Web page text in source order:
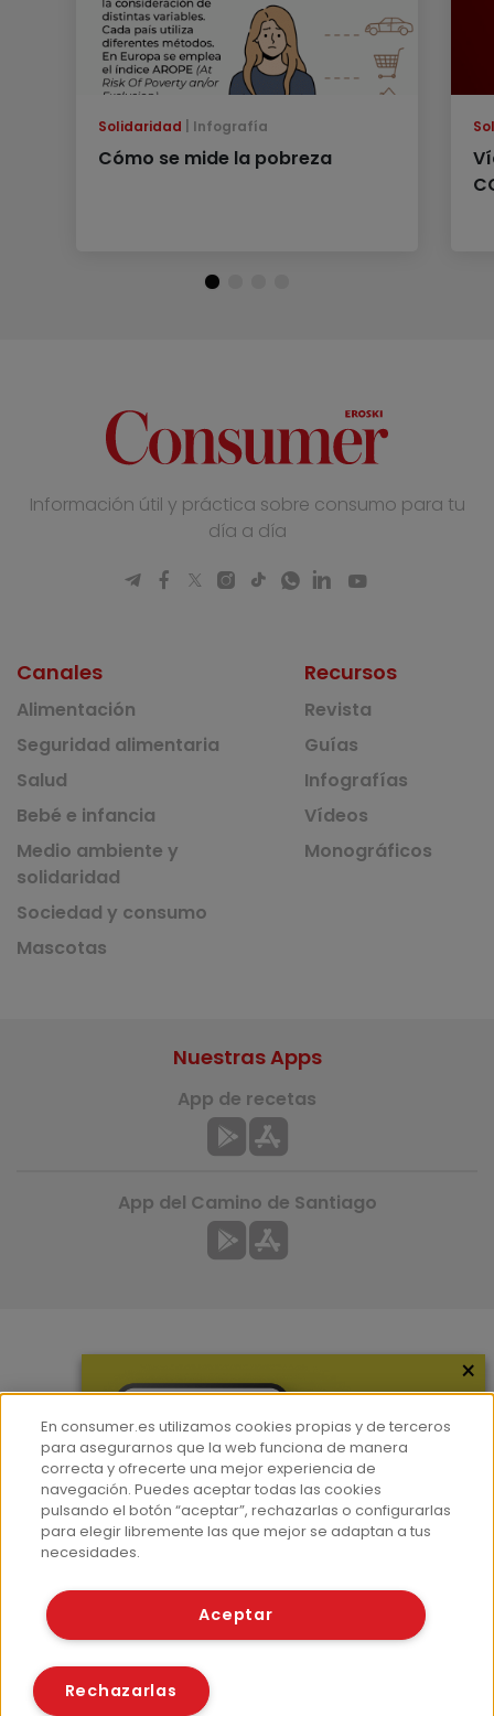
Solidaridad Infografía
Cómo se mide la pobreza
Información útil y práctica sobre consumo para tu
día a día
Canales
Alimentación
Seguridad alimentaria
Salud
Bebé e infancia
Medio ambiente y
solidaridad
Sociedad y consumo
Mascotas
Recursos
Revista
Guías
Infografías
Vídeos
Monográficos
Hemeroteca
Contacto
Prensa
Corpus Lingüístico Consumer
Nuestras Apps
App de recetas
App del Camino de Santiago
© Fundación EROSKI
Políticas de cookies
×
En consumer.es utilizamos cookies propias y de terceros
para asegurarnos que la web funciona de manera
correcta y ofrecerte una mejor experiencia de
navegación. Puedes aceptar todas las cookies
pulsando el botón “aceptar”, rechazarlas o configurarlas
para elegir libremente las que mejor se adaptan a tus
necesidades.
Aceptar
Rechazarlas